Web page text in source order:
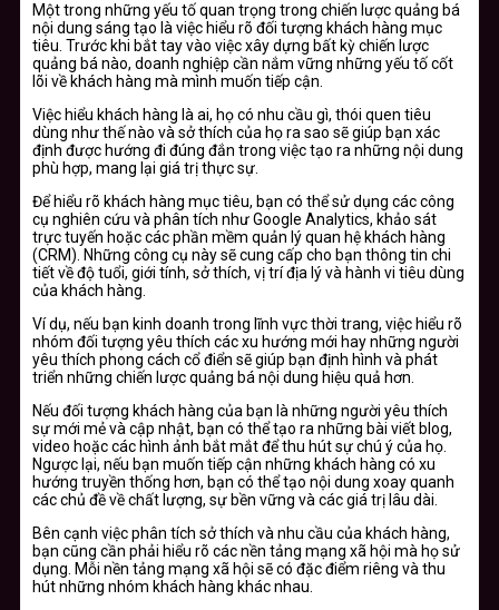
Một trong những yếu tố quan trọng trong chiến lược quảng bá
nội dung sáng tạo là việc hiểu rõ đối tượng khách hàng mục
tiêu. Trước khi bắt tay vào việc xây dựng bất kỳ chiến lược
quảng bá nào, doanh nghiệp cần nắm vững những yếu tố cốt
lõi về khách hàng mà mình muốn tiếp cận.
Việc hiểu khách hàng là ai, họ có nhu cầu gì, thói quen tiêu
dùng như thế nào và sở thích của họ ra sao sẽ giúp bạn xác
định được hướng đi đúng đắn trong việc tạo ra những nội dung
phù hợp, mang lại giá trị thực sự.
Để hiểu rõ khách hàng mục tiêu, bạn có thể sử dụng các công
cụ nghiên cứu và phân tích như Google Analytics, khảo sát
trực tuyến hoặc các phần mềm quản lý quan hệ khách hàng
(CRM). Những công cụ này sẽ cung cấp cho bạn thông tin chi
tiết về độ tuổi, giới tính, sở thích, vị trí địa lý và hành vi tiêu dùng
của khách hàng.
Ví dụ, nếu bạn kinh doanh trong lĩnh vực thời trang, việc hiểu rõ
nhóm đối tượng yêu thích các xu hướng mới hay những người
yêu thích phong cách cổ điển sẽ giúp bạn định hình và phát
triển những chiến lược quảng bá nội dung hiệu quả hơn.
Nếu đối tượng khách hàng của bạn là những người yêu thích
sự mới mẻ và cập nhật, bạn có thể tạo ra những bài viết blog,
video hoặc các hình ảnh bắt mắt để thu hút sự chú ý của họ.
Ngược lại, nếu bạn muốn tiếp cận những khách hàng có xu
hướng truyền thống hơn, bạn có thể tạo nội dung xoay quanh
các chủ đề về chất lượng, sự bền vững và các giá trị lâu dài.
Bên cạnh việc phân tích sở thích và nhu cầu của khách hàng,
bạn cũng cần phải hiểu rõ các nền tảng mạng xã hội mà họ sử
dụng. Mỗi nền tảng mạng xã hội sẽ có đặc điểm riêng và thu
hút những nhóm khách hàng khác nhau.